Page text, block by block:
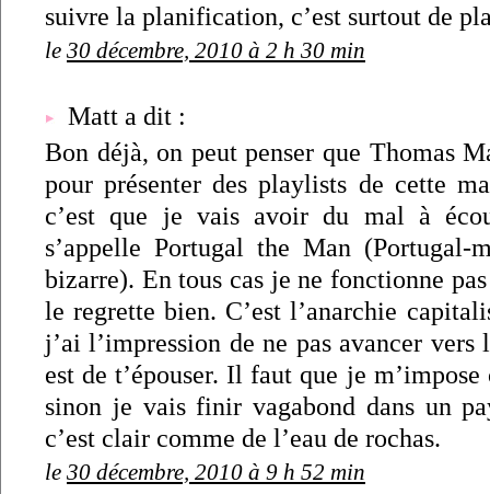
suivre la planification, c’est surtout de
le 30 décembre, 2010 à 2 h 30 min
Matt a dit :
Bon déjà, on peut penser que Thomas
pour présenter des playlists de cette
c’est que je vais avoir du mal à
s’appelle Portugal the Man
bizarre). En tous cas je ne fonctionne
le regrette bien. C’est l’anarchie
j’ai l’impression de ne pas avancer
est de t’épouser. Il faut que je
sinon je vais finir vagabond dans un
c’est clair comme de l’eau de rochas.
le 30 décembre, 2010 à 9 h 52 min